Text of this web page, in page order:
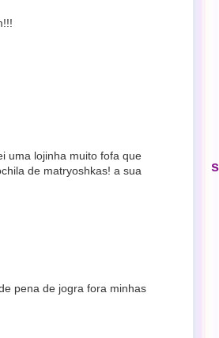
uma lojinha muito fofa que
de matryoshkas! a sua
pena de jogra fora minhas